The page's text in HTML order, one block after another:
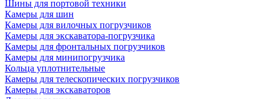
Шины для портовой техники
Камеры для шин
Камеры для вилочных погрузчиков
Камеры для экскаватора-погрузчика
Камеры для фронтальных погрузчиков
Камеры для минипогрузчика
Кольца уплотнительные
Камеры для телескопических погрузчиков
Камеры для экскаваторов